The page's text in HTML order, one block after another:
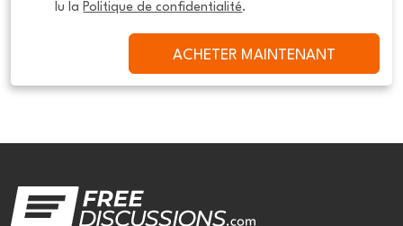
lu la Politique de confidentialité.
ACHETER MAINTENANT